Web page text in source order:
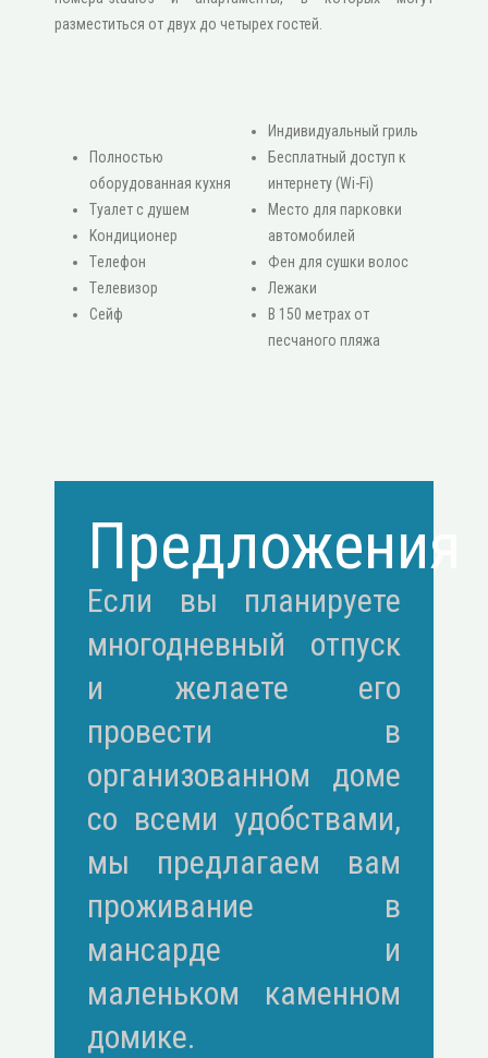
разместиться от двух до четырех гостей.
Πолностью
оборудованная кухня
Туалет с душем
Κондиционер
Τелефон
Τелевизор
Сейф
Индивидуальный гриль
Бесплатный доступ к
интернету (Wi-Fi)
Место для парковки
автомобилей
Фен для сушки волос
Лежаки
В 150 метрах от
песчаного пляжа
Предложения
Если вы планируете
многодневный отпуск
и желаете его
провести в
организованном доме
со всеми удобствами,
мы предлагаем вам
проживание в
мансарде и
маленьком каменном
домике.